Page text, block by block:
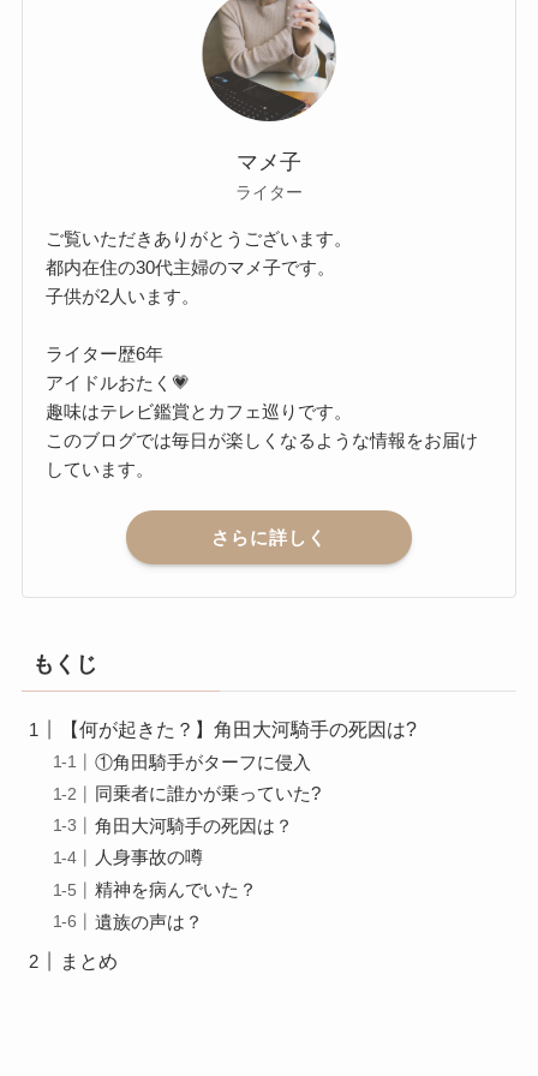
マメ子
ライター
ご覧いただきありがとうございます。
都内在住の30代主婦のマメ子です。
子供が2人います。
ライター歴6年
アイドルおたく💗
趣味はテレビ鑑賞とカフェ巡りです。
このブログでは毎日が楽しくなるような情報をお届け
しています。
さらに詳しく
もくじ
【何が起きた？】角田大河騎手の死因は?
①角田騎手がターフに侵入
同乗者に誰かが乗っていた?
角田大河騎手の死因は？
人身事故の噂
精神を病んでいた？
遺族の声は？
まとめ